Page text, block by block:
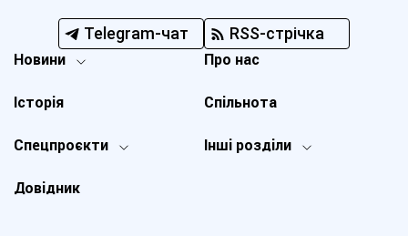
Telegram-чат RSS-стрічка
Новини
Спецпроєкти Інші розділи
Історія
Про нас
Довідник
Спільнота